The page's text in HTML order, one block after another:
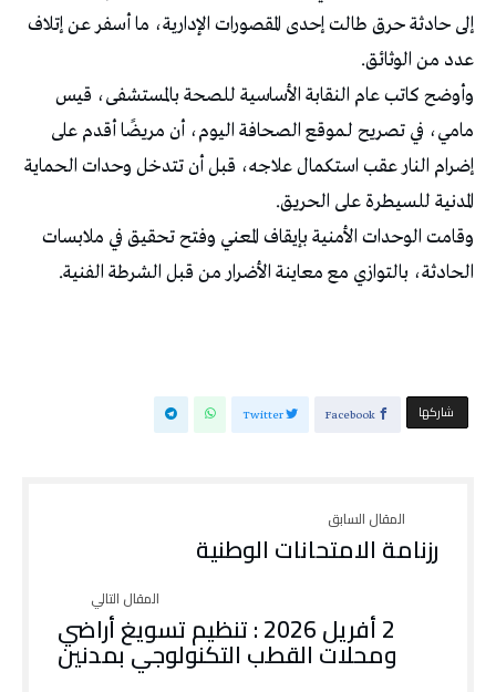
إلى حادثة حرق طالت إحدى المقصورات الإدارية، ما أسفر عن إتلاف
عدد من الوثائق.
وأوضح كاتب عام النقابة الأساسية للصحة بالمستشفى، قيس
مامي، في تصريح لـموقع الصحافة اليوم، أن مريضًا أقدم على
إضرام النار عقب استكمال علاجه، قبل أن تتدخل وحدات الحماية
المدنية للسيطرة على الحريق.
وقامت الوحدات الأمنية بإيقاف المعني وفتح تحقيق في ملابسات
الحادثة، بالتوازي مع معاينة الأضرار من قبل الشرطة الفنية.
‫‫ شاركها‬ Facebook
Twitter
رزنامة الامتحانات الوطنية
2 أفريل 2026 : تنظيم تسويغ أراضي
ومحلات القطب التكنولوجي بمدنين